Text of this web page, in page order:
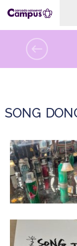
Campus
Formations
Nous contacter
SONG